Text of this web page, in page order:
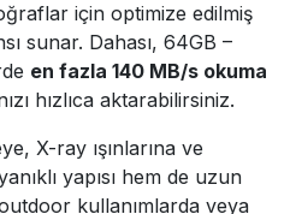
için optimize edilmiş
sunar. Dahası, 64GB –
en fazla 140 MB/s okuma
hızlıca aktarabilirsiniz.
X-ray ışınlarına ve
yapısı hem de uzun
kullanımlarda veya